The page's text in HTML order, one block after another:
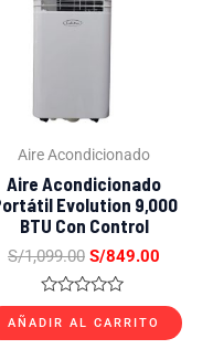
Aire Acondicionado
Aire Acondicionado
Evolution 9,000
BTU Con Control
S/1,099.00
S/1,099.00.
S/849.00
Valorado
con
0
AÑADIR AL CARRITO